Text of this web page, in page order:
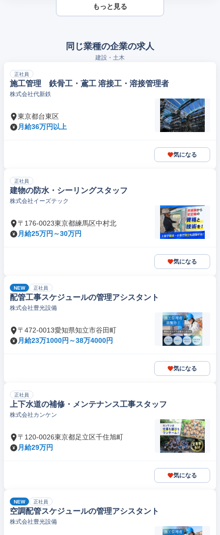
もっと見る
同じ業種の企業の求人
建設・土木
正社員
施工管理 鉄骨工・鳶工 溶接工・溶接管理者
株式会社代新鉄
東京都台東区
月給36万円以上
気になる
正社員
建物の防水・シーリングスタッフ
株式会社イーズテック
〒176-0023東京都練馬区中村北
月給25万円～30万円
気になる
NEW 正社員
配管工事スケジュールの管理アシスタント
株式会社豊光設備
〒472-0013愛知県知立市谷田町
月給23万1000円～38万4000円
気になる
正社員
上下水道の補修・メンテナンス工事スタッフ
株式会社カンケン
〒120-0026東京都足立区千住旭町
月給29万円
気になる
NEW 正社員
空調配管スケジュールの管理アシスタント
株式会社豊光設備